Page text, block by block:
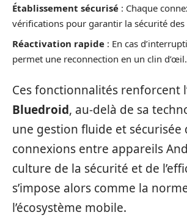
Établissement sécurisé : Chaque
vérifications pour garantir la sécurité des
Réactivation rapide : En cas
permet une reconnection en un clin d’œil.
Ces fonctionnalités renforcent
Bluedroid, au-delà de sa
une gestion fluide et sécurisée
connexions entre appareils
culture de la sécurité et de
s’impose alors comme la
l’écosystème mobile.